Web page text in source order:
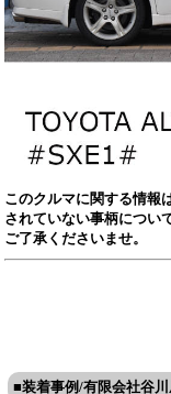
このクルマに関する情報
されていない事柄につい
ご了承くださいませ。
■装着事例/有限会社谷